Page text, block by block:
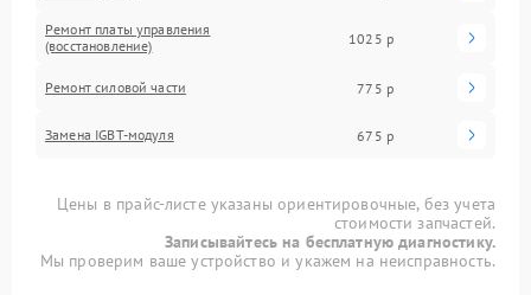
Ремонт платы управления
(восстановление)
1025 р
Ремонт силовой части 775 р
Замена IGBT-модуля 675 р
Цены в прайс-листе указаны ориентировочные, без учета
стоимости запчастей.
Записывайтесь на бесплатную диагностику.
Мы проверим ваше устройство и укажем на неисправность.